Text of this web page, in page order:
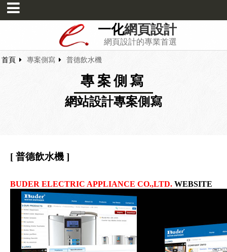
一化網頁設計
網頁設計的專業首選
首頁 專案側寫 普德飲水機
專案側寫
網站設計專案側寫
[ 普德飲水機 ]
BUDER ELECTRIC APPLIANCE CO.,LTD. WEBSITE